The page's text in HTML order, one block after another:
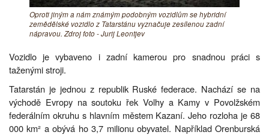
Oproti jiným a nám známým podobným vozidlům se hybridní
zemědělské vozidlo z Tatarstánu vyznačuje zesílenou zadní
nápravou. Zdroj foto - Jurij Leontjev
Vozidlo je vybaveno i zadní kamerou pro snadnou práci s
taženými stroji.
Tatarstán je jednou z republik Ruské federace. Nachází se na
východě Evropy na soutoku řek Volhy a Kamy v Povolžském
federálním okruhu s hlavním městem Kazaní. Jeho rozloha je 68
000 km² a obývá ho 3,7 milionu obyvatel. Například Orenburská